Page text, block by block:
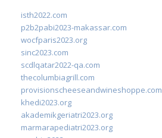
isth2022.com
p2b2pabi2023-makassar.com
wocfparis2023.org
sinc2023.com
scdlqatar2022-qa.com
thecolumbiagrill.com
provisionscheeseandwineshoppe.com
khedi2023.org
akademikgeriatri2023.org
marmarapediatri2023.org